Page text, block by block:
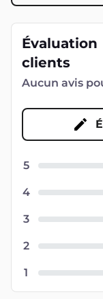
Évaluation
clients
Aucun avis
5
4
3
2
1